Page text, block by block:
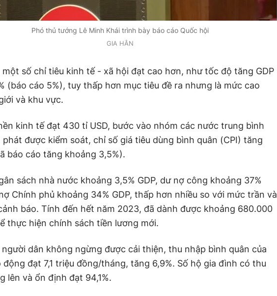
Phó thủ tướng Lê Minh Khái trình bày báo cáo Quốc hội
GIA HÂN
một số chỉ tiêu kinh tế - xã hội đạt cao hơn, như tốc độ tăng GDP
(báo cáo 5%), tuy thấp hơn mục tiêu đề ra nhưng là mức cao
và khu vực.
kinh tế đạt 430 tỉ USD, bước vào nhóm các nước trung bình
phát được kiểm soát, chỉ số giá tiêu dùng bình quân (CPI) tăng
báo cáo tăng khoảng 3,5%).
sách nhà nước khoảng 3,5% GDP, dư nợ công khoảng 37%
Chính phủ khoảng 34% GDP, thấp hơn nhiều so với mức trần và
báo. Tính đến hết năm 2023, đã dành được khoảng 680.000
thực hiện chính sách tiền lương mới.
dân không ngừng được cải thiện, thu nhập bình quân của
động đạt 7,1 triệu đồng/tháng, tăng 6,9%. Số hộ gia đình có thu
lên và ổn định đạt 94,1%.